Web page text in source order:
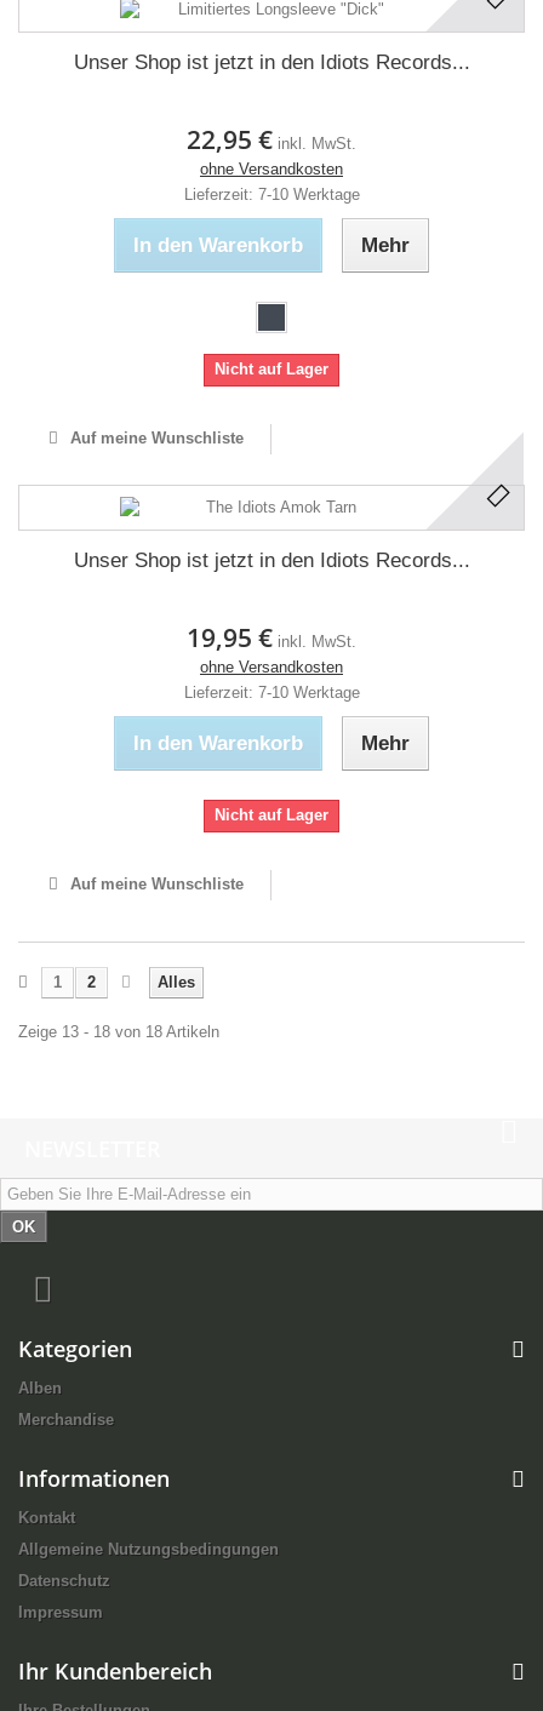
Unser Shop ist jetzt in den Idiots Records...
22,95 € inkl. MwSt.
ohne Versandkosten
Lieferzeit: 7-10 Werktage
In den Warenkorb Mehr
Nicht auf Lager
Auf meine Wunschliste
Unser Shop ist jetzt in den Idiots Records...
19,95 € inkl. MwSt.
ohne Versandkosten
Lieferzeit: 7-10 Werktage
In den Warenkorb Mehr
Nicht auf Lager
Auf meine Wunschliste
Alles
1 2
Zeige 13 - 18 von 18 Artikeln
OK
Kategorien
Alben
Merchandise
Informationen
Kontakt
Allgemeine Nutzungsbedingungen
Datenschutz
Impressum
Ihr Kundenbereich